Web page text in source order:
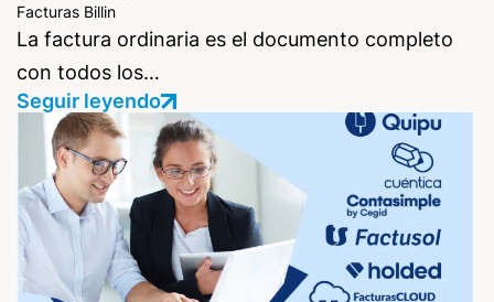
Facturas Billin
La factura ordinaria es el documento completo
con todos los…
Seguir leyendo